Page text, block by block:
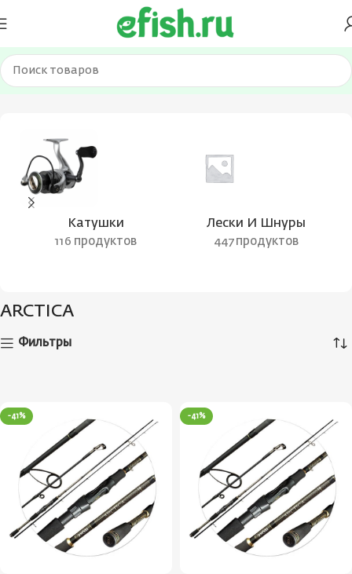
Главная Товары с меткой “ARCTICA”
Катушки
116 продуктов
Лески И Шнуры
447 продуктов
ARCTICA
Фильтры
-41% -41%